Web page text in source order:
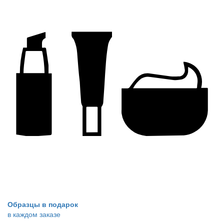
Образцы в подарок
в каждом заказе